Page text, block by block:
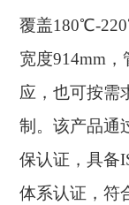
覆盖180℃-
宽度914mm
应，也可按需
制。该产品通
保认证，具备
体系认证，符